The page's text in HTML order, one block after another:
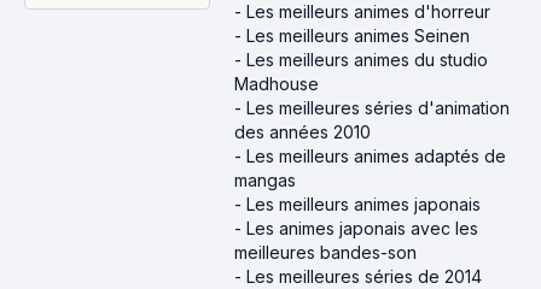
- Les meilleurs animes d'horreur
- Les meilleurs animes Seinen
- Les meilleurs animes du studio
Madhouse
- Les meilleures séries d'animation
des années 2010
- Les meilleurs animes adaptés de
mangas
- Les meilleurs animes japonais
- Les animes japonais avec les
meilleures bandes-son
- Les meilleures séries de 2014